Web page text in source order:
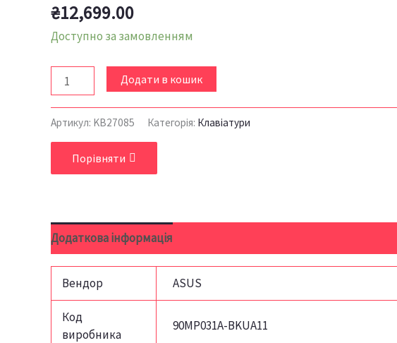
₴12,699.00
Доступно за замовленням
Додати в кошик
Артикул: KB27085 Категорія: Клавіатури
Порівняти
Додаткова інформація
Вендор ASUS
Код
виробника
90MP031A-BKUA11